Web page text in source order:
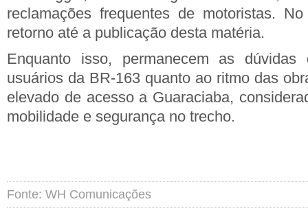
reclamações frequentes de motoristas.
retorno até a publicação desta matéria.
Enquanto isso, permanecem as
usuários da BR-163 quanto ao ritmo das
elevado de acesso a Guaraciaba,
mobilidade e segurança no trecho.
Fonte: WH Comunicações